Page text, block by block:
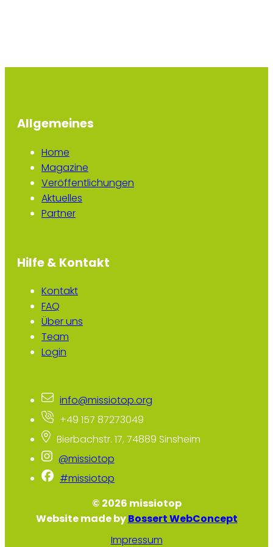
Allgemeines
Home
Magazine
Veröffentlichungen
Aktuelles
Partner
Hilfe & Kontakt
Kontakt
FAQ
Über uns
Team
Login
info@missiotop.org
+49 157 87273049
Bierbachstr. 17, 74889 Sinsheim
@missiotop
#missiotop
© 2026 missiotop
Website made byBossert WebConcept
Impressum